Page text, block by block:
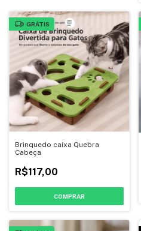
GRÁTIS
Brinquedo caixa Quebra
Cabeça
R$117,00
COMPRAR